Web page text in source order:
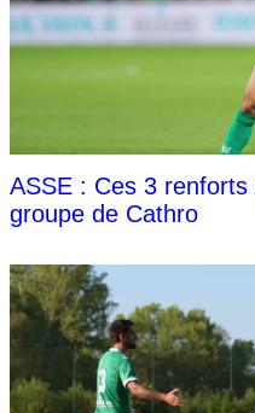
ASSE : Ces 3
groupe de Cathro